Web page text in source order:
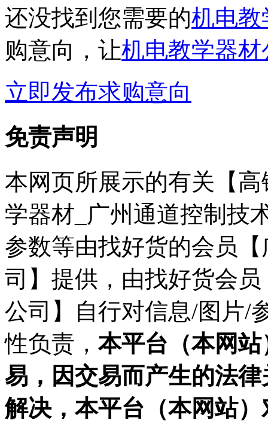
还没找到您需要的机电教
购意向，让机电教学器材
立即发布求购意向
免责声明
本网页所展示的有关【
学器材_广州通道控制技
参数等由找好货的会员
司】提供，由找好货会
公司】自行对信息/图片/
性负责，本平台（本网
易，因交易而产生的法
解决，本平台（本网站